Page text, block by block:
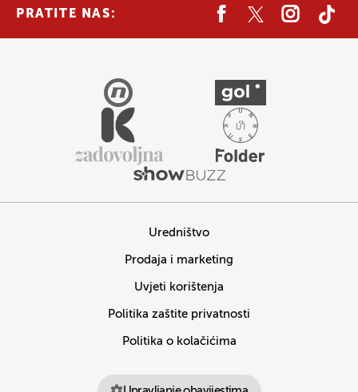
PRATITE NAS:
Uredništvo
Prodaja i marketing
Uvjeti korištenja
Politika zaštite privatnosti
Politika o kolačićima